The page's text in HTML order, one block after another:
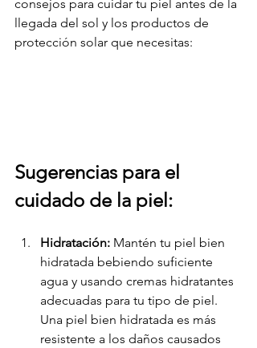
consejos para cuidar tu piel antes de la
llegada del sol y los productos de
protección solar que necesitas:
Sugerencias para el
cuidado de la piel:
Hidratación: Mantén tu piel bien
hidratada bebiendo suficiente
agua y usando cremas hidratantes
adecuadas para tu tipo de piel.
Una piel bien hidratada es más
resistente a los daños causados